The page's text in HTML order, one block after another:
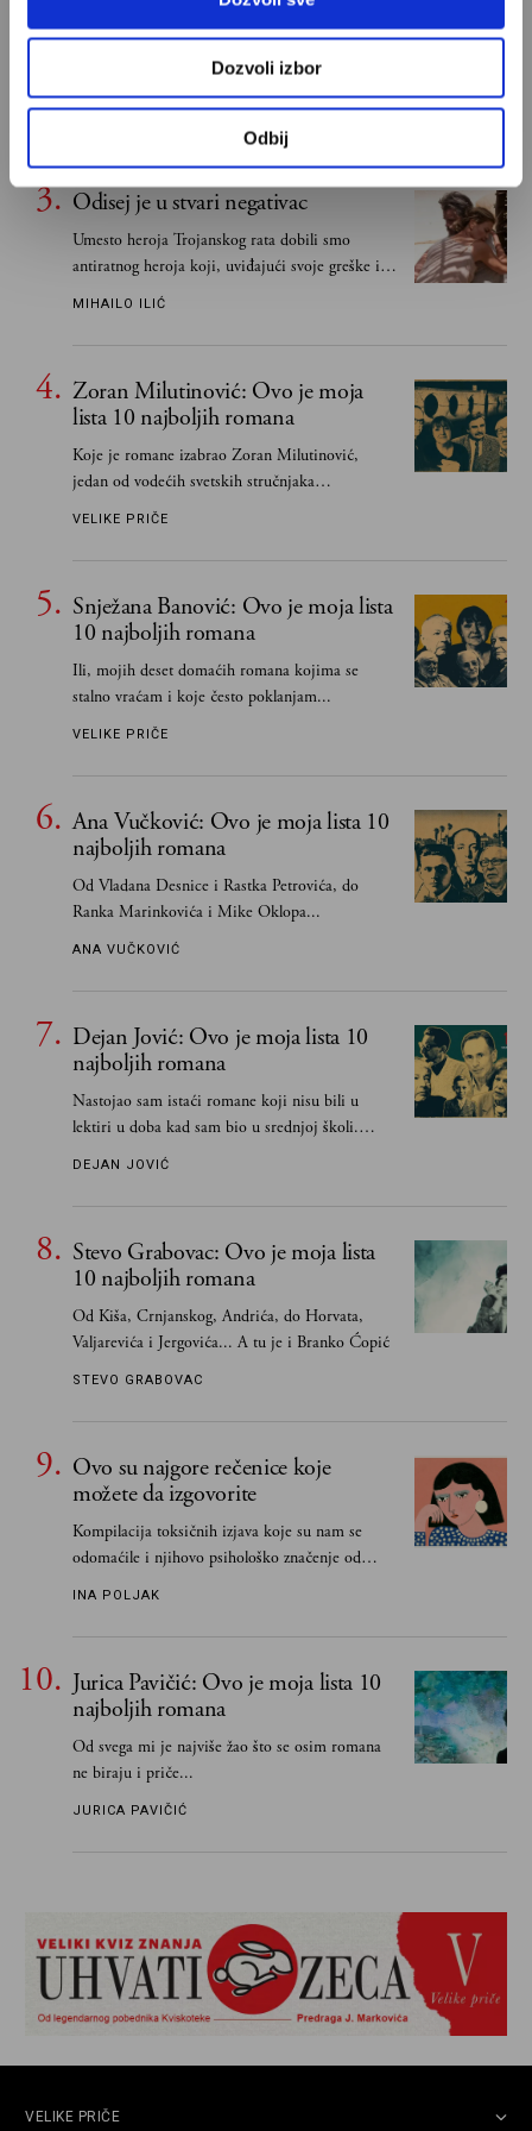
Dozvoli izbor
Odbij
najboljih romana
do Mihaila Lalića i Slavenke Drakulić...
IVAN LALIĆ
Odisej je u stvari negativac
Umesto heroja Trojanskog rata dobili smo
antiratnog heroja koji, uviđajući svoje greške i
učeći na njima, shvata da postoje stvari koje su
MIHAILO ILIĆ
Zoran Milutinović: Ovo je moja
lista 10 najboljih romana
Koje je romane izabrao Zoran Milutinović,
jedan od vodećih svetskih stručnjaka
južnoslovenske književnosti
VELIKE PRIČE
Snježana Banović: Ovo je moja lista
10 najboljih romana
Ili, mojih deset domaćih romana kojima se
stalno vraćam i koje često poklanjam...
VELIKE PRIČE
Ana Vučković: Ovo je moja lista 10
najboljih romana
Od Vladana Desnice i Rastka Petrovića, do
Ranka Marinkovića i Mike Oklopa...
ANA VUČKOVIĆ
Dejan Jović: Ovo je moja lista 10
najboljih romana
Nastojao sam istaći romane koji nisu bili u
lektiri u doba kad sam bio u srednjoj školi.
Smatrao sam da su "klasici" već dovoljno
DEJAN JOVIĆ
Stevo Grabovac: Ovo je moja lista
10 najboljih romana
Od Kiša, Crnjanskog, Andrića, do Horvata,
Valjarevića i Jergovića... A tu je i Branko Ćopić
STEVO GRABOVAC
Ovo su najgore rečenice koje
možete da izgovorite
Kompilacija toksičnih izjava koje su nam se
odomaćile i njihovo psihološko značenje od
INA POLJAK
Jurica Pavičić: Ovo je moja lista 10
najboljih romana
Od svega mi je najviše žao što se osim romana
ne biraju i priče...
JURICA PAVIČIĆ
VELIKE PRIČE